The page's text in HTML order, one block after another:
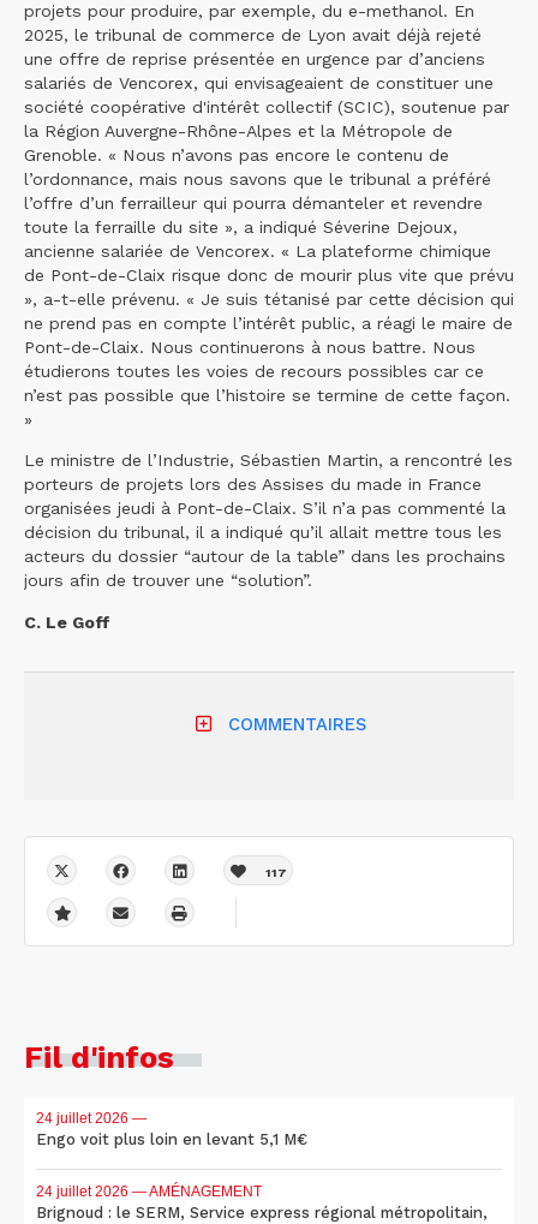
projets pour produire, par exemple, du e-methanol. En
2025, le tribunal de commerce de Lyon avait déjà rejeté
une offre de reprise présentée en urgence par d’anciens
salariés de Vencorex, qui envisageaient de constituer une
société coopérative d'intérêt collectif (SCIC), soutenue par
la Région Auvergne-Rhône-Alpes et la Métropole de
Grenoble. « Nous n’avons pas encore le contenu de
l’ordonnance, mais nous savons que le tribunal a préféré
l’offre d’un ferrailleur qui pourra démanteler et revendre
toute la ferraille du site », a indiqué Séverine Dejoux,
ancienne salariée de Vencorex. « La plateforme chimique
de Pont-de-Claix risque donc de mourir plus vite que prévu
», a-t-elle prévenu. « Je suis tétanisé par cette décision qui
ne prend pas en compte l’intérêt public, a réagi le maire de
Pont-de-Claix. Nous continuerons à nous battre. Nous
étudierons toutes les voies de recours possibles car ce
n’est pas possible que l’histoire se termine de cette façon.
»
Le ministre de l’Industrie, Sébastien Martin, a rencontré les
porteurs de projets lors des Assises du made in France
organisées jeudi à Pont-de-Claix. S’il n’a pas commenté la
décision du tribunal, il a indiqué qu’il allait mettre tous les
acteurs du dossier “autour de la table” dans les prochains
jours afin de trouver une “solution”.
C. Le Goff
COMMENTAIRES
117
Fil d'infos
24 juillet 2026 —
Engo voit plus loin en levant 5,1 M€
24 juillet 2026 — AMÉNAGEMENT
Brignoud : le SERM, Service express régional métropolitain,